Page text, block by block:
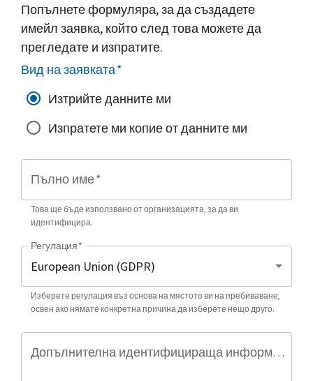
Попълнете формуляра, за да създадете
имейл заявка, който след това можете да
прегледате и изпратите.
Вид на заявката*
Изтрийте данните ми
Изпратете ми копие от данните ми
Пълно име*
Това ще бъде използвано от организацията, за да ви
идентифицира.
Регулация*
Изберете регулация въз основа на мястото ви на пребиваване,
освен ако нямате конкретна причина да изберете нещо друго.
Допълнителна идентифицираща информация (по избор)